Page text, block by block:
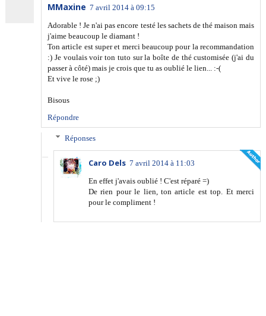
MMaxine 7 avril 2014 à 09:15
Adorable ! Je n'ai pas encore testé les sachets de thé maison mais
j'aime beaucoup le diamant !
Ton article est super et merci beaucoup pour la recommandation
:) Je voulais voir ton tuto sur la boîte de thé customisée (j'ai du
passer à côté) mais je crois que tu as oublié le lien... :-(
Et vive le rose ;)
Bisous
Répondre
Réponses
Caro Dels 7 avril 2014 à 11:03
En effet j'avais oublié ! C'est réparé =)
De rien pour le lien, ton article est top. Et merci
pour le compliment !